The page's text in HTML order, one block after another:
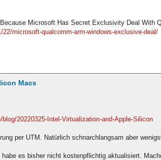
Microsoft Has Secret Exclusivity Deal With
microsoft-qualcomm-arm-windows-exclusive-deal/
Macs
20220325-Intel-Virtualization-and-Apple-Silicon
per UTM. Natürlich schnarchlangsam aber
es bisher nicht kostenpflichtig aktualisiert.